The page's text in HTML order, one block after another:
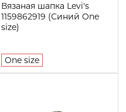
Вязаная шапка Levi's
1159862919 (Синий One
size)
One size